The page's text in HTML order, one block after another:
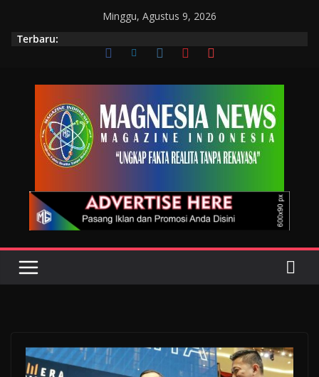
Minggu, Agustus 9, 2026
Terbaru: